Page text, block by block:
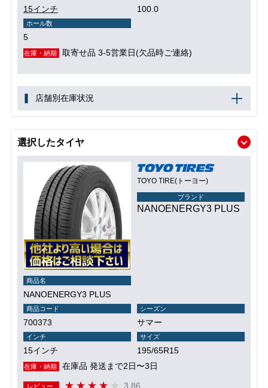
15インチ 100.0
ホール数
5
在庫・納期 取寄せ品 3-5営業日(欠品時ご連絡)
店舗別在庫状況
選択したタイヤ
TOYO TIRE(トーヨー)
ブランド
NANOENERGY3 PLUS
商品名
NANOENERGY3 PLUS
商品コード
700373
シーズン
サマー
インチ
15インチ
サイズ
195/65R15
在庫・納期 在庫品 発送まで2日〜3日
レビュー 3.86